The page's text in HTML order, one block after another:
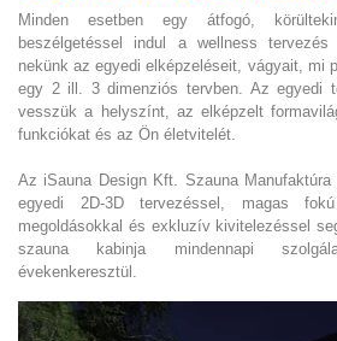
Minden esetben egy átfogó,
beszélgetéssel indul a wellness
nekünk az egyedi elképzeléseit, vágyait, mi
egy 2 ill. 3 dimenziós tervben. Az egyedi
vesszük a helyszínt, az elképzelt
funkciókat és az Ön életvitelét.
Az iSauna Design Kft. Szauna Manufaktúra
egyedi 2D-3D tervezéssel, magas
megoldásokkal és exkluzív kivitelezéssel
szauna kabinja mindennapi
évekenkeresztül.